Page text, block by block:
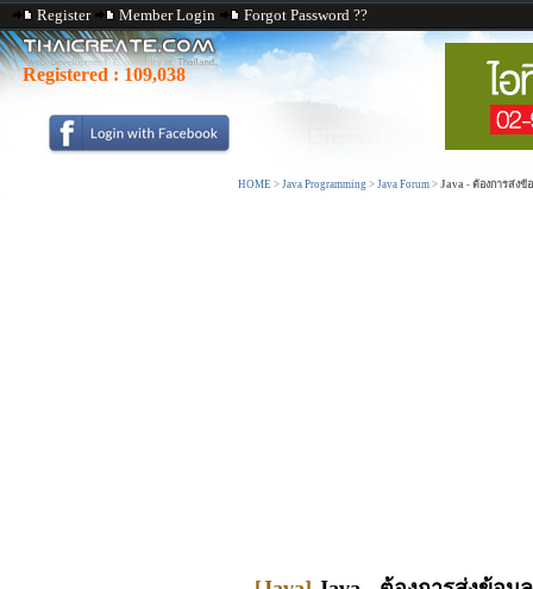
Register Member Login Forgot Password ??
Registered : 109,038
HOME > Java Programming > Java Forum > Java - ต้องการส่งข้